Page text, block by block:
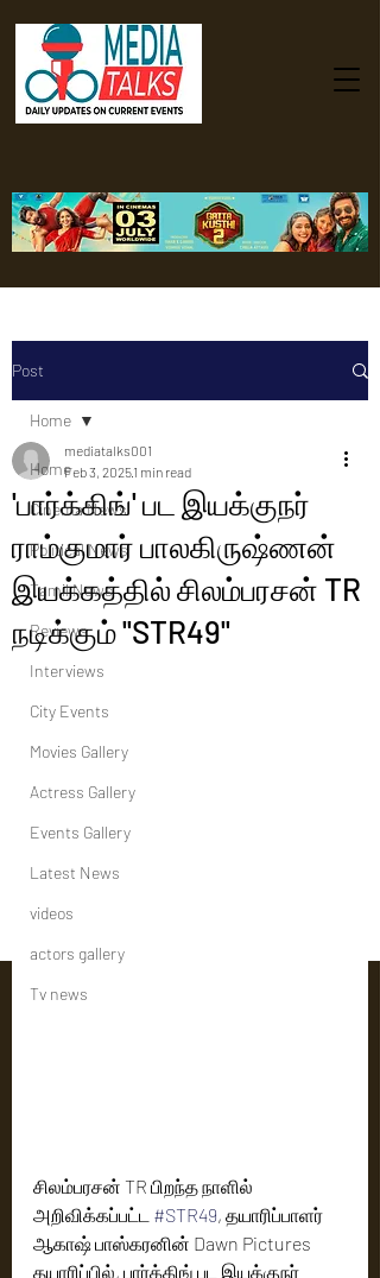
Post
Home
Cinema News
Political News
Tamil News
Reviews
Interviews
City Events
Movies Gallery
Actress Gallery
Events Gallery
Latest News
videos
actors gallery
Tv news
Home
'பார்க்கிங்' பட இயக்குநர்
ராம்குமார் பாலகிருஷ்ணன்
இயக்கத்தில் சிலம்பரசன் TR
நடிக்கும் ''STR49''
mediatalks001
Feb 3, 20251 min read
சிலம்பரசன் TR பிறந்த நாளில்
அறிவிக்கப்பட்ட #STR49, தயாரிப்பாளர்
ஆகாஷ் பாஸ்கரனின் Dawn Pictures
தயாரிப்பில், பார்க்கிங் பட இயக்குநர்